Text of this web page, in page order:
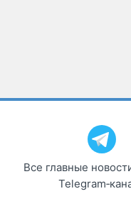
Все главные